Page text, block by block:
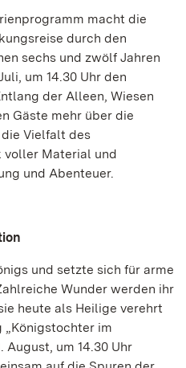
macht die
durch den
sechs und zwölf Jahren
um 14.30 Uhr den
der Alleen, Wiesen
Gäste mehr über die
Vielfalt des
voller Material und
und Abenteuer.
und setzte sich für arme
Wunder werden ihr
heute als Heilige verehrt
„Königstochter im
August, um 14.30 Uhr